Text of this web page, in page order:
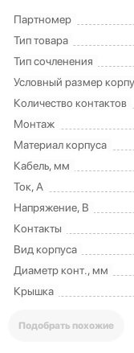
Партномер
Тип товара
Тип сочленения
Условный размер
Количество контактов
Монтаж
Материал корпуса
Кабель, мм
Ток, А
Напряжение, В
Контакты
Вид корпуса
Диаметр конт., мм
Крышка
Подобрать похожие